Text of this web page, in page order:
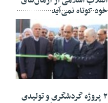
خود کوتاه نمی‌آید
۲ پروژه گردشگری و تولیدی